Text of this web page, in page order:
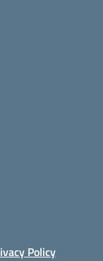
Policy